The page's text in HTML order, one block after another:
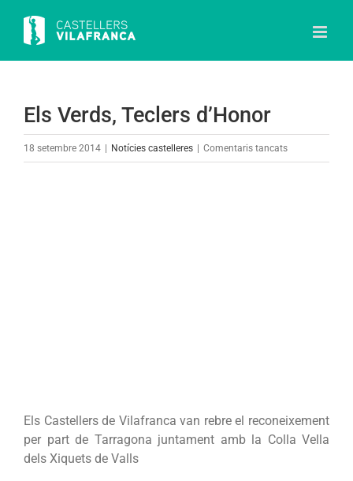
content
Els Verds, Teclers d’Honor
18 setembre 2014 Notícies castelleres Comentaris tancatsa
Els Castellers de Vilafranca van rebre el reconeixement
per part de Tarragona juntament amb la Colla Vella
dels Xiquets de Valls